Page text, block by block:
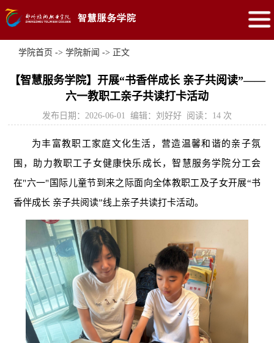
学院首页 -> 学院新闻 -> 正文
【智慧服务学院】开展“书香伴成长 亲子共阅读”——
六一教职工亲子共读打卡活动
发布日期：2026-06-01 编辑：刘好好 阅读： 14 次
为丰富教职工家庭文化生活，营造温馨和谐的亲子氛
围，助力教职工子女健康快乐成长，智慧服务学院分工会
在"六一"国际儿童节到来之际面向全体教职工及子女开展“书
香伴成长 亲子共阅读”线上亲子共读打卡活动。